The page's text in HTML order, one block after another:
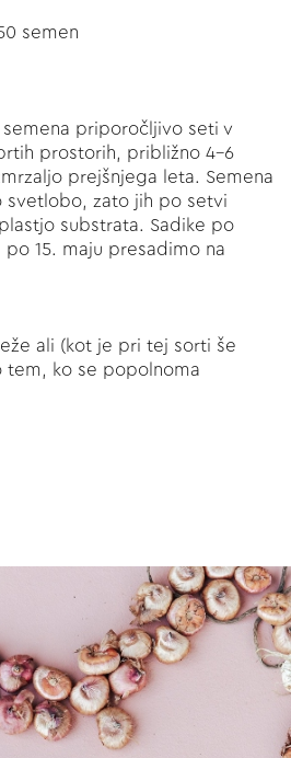
semen
priporočljivo seti v
prostorih, približno 4-6
prejšnjega leta. Semena
svetlobo, zato jih po setvi
substrata. Sadike po
15. maju presadimo na
ali (kot je pri tej sorti še
tem, ko se popolnoma